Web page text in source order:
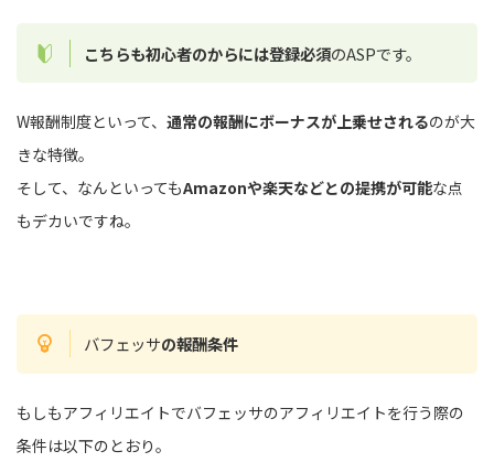
こちらも初心者のからには登録必須のASPです。
W報酬制度といって、 通常の報酬にボーナスが上乗せされるのが大
きな特徴。
そして、なんといってもAmazonや楽天などとの提携が可能な点
もデカいですね。
バフェッサの報酬条件
もしもアフィリエイトでバフェッサのアフィリエイトを行う際の
条件は以下のとおり。